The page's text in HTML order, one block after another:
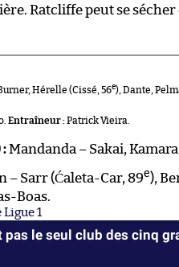
Ratcliffe peut se
Hérelle (Cissé, 56e), Dante,
Entraîneur :Patrick Vieira.
:Mandanda – Sakai,
– Sarr (Ćaleta-Car, 89e),
Boas.
1
pas le seul club des cinq